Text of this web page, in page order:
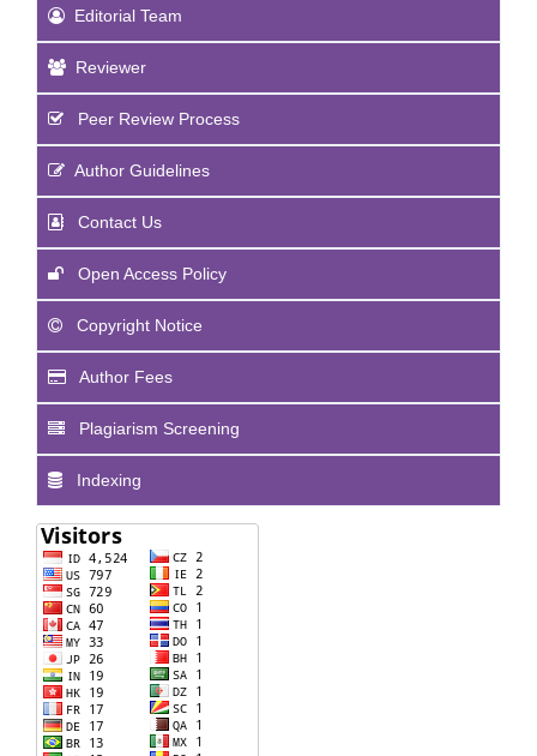
Editorial Team
Reviewer
Peer Review Process
Author Guidelines
Contact Us
Open Access Policy
Copyright Notice
Author Fees
Plagiarism Screening
Indexing